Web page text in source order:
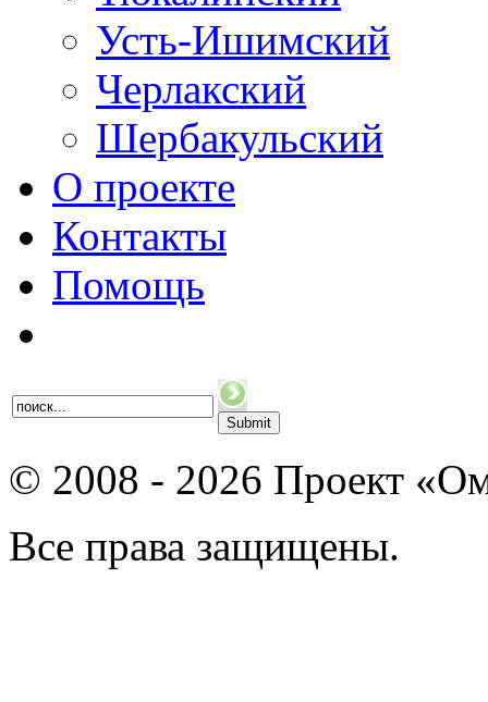
Усть-Ишимский
Черлакский
Шербакульский
О проекте
Контакты
Помощь
© 2008 - 2026 Проект
Все права защищены.